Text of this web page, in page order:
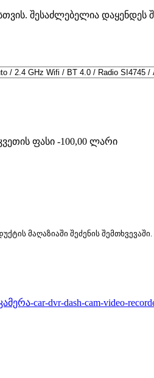
შესაძლებელია დაყენდეს
ფასი -100,00 ლარი
მაღაზიაში შეძენის შემთხვევაში.